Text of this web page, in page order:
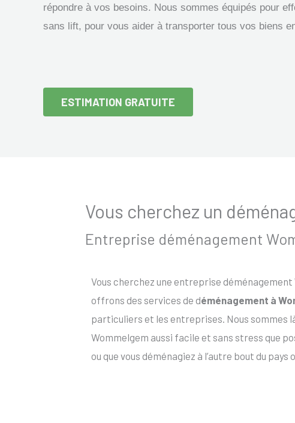
répondre à vos besoins. Nous sommes équipés pour
sans lift, pour vous aider à transporter tous vos biens
ESTIMATION GRATUITE
Vous cherchez un
Entreprise déménagement
Vous cherchez une entreprise déménagement
offrons des services de déménagement à
particuliers et les entreprises. Nous sommes
Wommelgem aussi facile et sans stress que
ou que vous déménagiez à l’autre bout du pays